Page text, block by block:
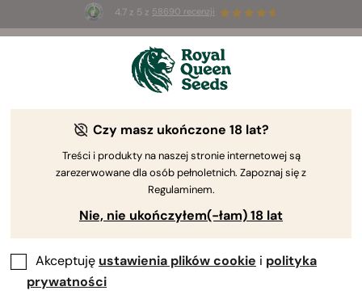
4.7 z 5 z 58690 recenzji
3 nasiona White Widow Auto
Czy masz ukończone 18 lat?
Treści i produkty na naszej stronie internetowej są
zarezerwowane dla osób pełnoletnich. Zapoznaj się z
Regulaminem.
Nie, nie ukończyłem(-łam) 18 lat
Akceptuję ustawienia plików cookie i polityka
prywatności